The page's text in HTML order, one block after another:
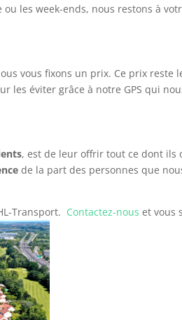
les week-ends, nous restons à
vous fixons un prix. Ce prix reste
les éviter grâce à notre GPS qui
, est de leur offrir tout ce dont ils
de la part des personnes que
Transport. Contactez-nous et vous